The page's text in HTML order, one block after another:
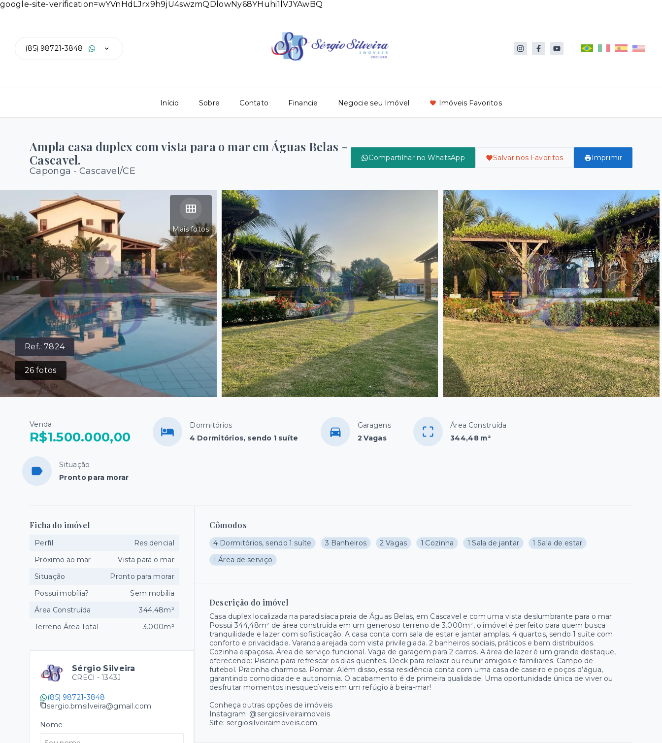
google-site-verification=wYVnHdLJrx9h9jU4swzmQDlowNy68YHuhi1lVJYAwBQ
(85) 98721-3848
Início Sobre Contato Financie Negocie seu Imóvel Imóveis Favoritos
Ampla casa duplex com vista para o mar em Águas Belas -
Cascavel.
Caponga - Cascavel/CE
Compartilhar no WhatsApp Salvar nos Favoritos Imprimir
Ref.:7824
26 fotos
Mais fotos
Venda
R$1.500.000,00
Dormitórios
4 Dormitórios, sendo 1 suíte
Garagens
2 Vagas
Área Construída
344,48 m²
Situação
Pronto para morar
Cômodos
4 Dormitórios, sendo 1 suíte 3 Banheiros 2 Vagas 1 Cozinha 1 Sala de jantar
1 Sala de estar
1 Área de serviço
Descrição do imóvel
Casa duplex localizada na paradisíaca praia de Águas Belas, em Cascavel e com uma vista deslumbrante para o mar.
Possui 344,48m² de área construída em um generoso terreno de 3.000m², o imóvel é perfeito para quem busca
tranquilidade e lazer com sofisticação. A casa conta com sala de estar e jantar amplas. 4 quartos, sendo 1 suíte com
conforto e privacidade. Varanda arejada com vista privilegiada. 2 banheiros sociais, práticos e bem distribuídos.
Cozinha espaçosa. Área de serviço funcional. Vaga de garagem para 2 carros. A área de lazer é um grande destaque,
oferecendo: Piscina para refrescar os dias quentes. Deck para relaxar ou reunir amigos e familiares. Campo de
futebol. Pracinha charmosa. Pomar. Além disso, essa residência conta com uma casa de caseiro e poços d’água,
garantindo comodidade e autonomia. O acabamento é de primeira qualidade. Uma oportunidade única de viver ou
desfrutar momentos inesquecíveis em um refúgio à beira-mar!
Conheça outras opções de imóveis
Instagram: @sergiosilveiraimoveis
Site: sergiosilveiraimoveis.com
Ficha do imóvel
Perfil
Residencial
Próximo ao mar
Vista para o mar
Situação
Pronto para morar
Possui mobília?
Sem mobília
Área Construída
344,48m²
Terreno Área Total
3.000m²
Sérgio Silveira
CRECI - 1343J
(85) 98721-3848
sergio.bmsilveira@gmail.com
Nome